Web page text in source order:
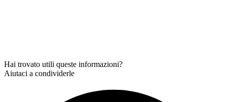
Hai trovato utili queste informazioni?
Aiutaci a condividerle